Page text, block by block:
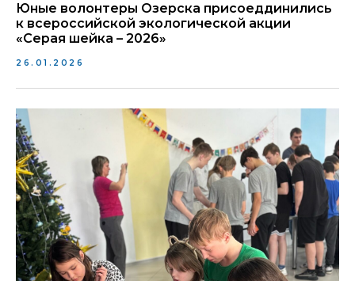
Юные волонтеры Озерска присоеддинились
к всероссийской экологической акции
«Серая шейка – 2026»
26.01.2026